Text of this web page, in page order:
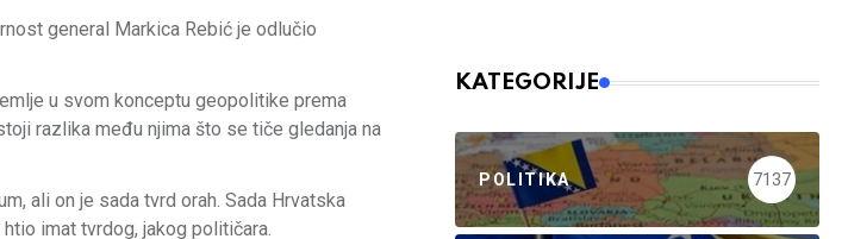
general Markica Rebić je odlučio
u svom konceptu geopolitike prema
razlika među njima što se tiče gledanja na
ali on je sada tvrd orah. Sada Hrvatska
imat tvrdog, jakog političara.
KATEGORIJE
POLITIKA 7137